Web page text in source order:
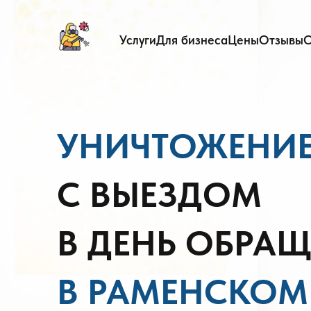
УслугиДля бизнесаЦеныОтзывы
С ВЫЕЗДОМ
В ДЕНЬ
В РАМЕНСКОМ